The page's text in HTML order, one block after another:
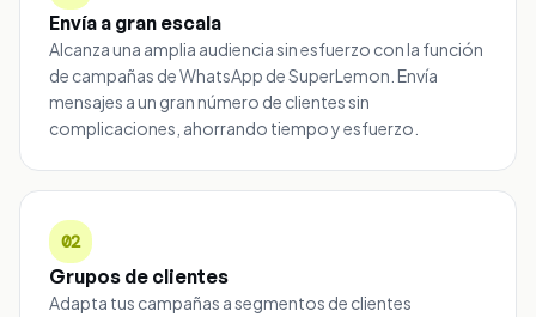
Envía a gran escala
Alcanza una amplia audiencia sin esfuerzo con la función
de campañas de WhatsApp de SuperLemon. Envía
mensajes a un gran número de clientes sin
complicaciones, ahorrando tiempo y esfuerzo.
02
Grupos de clientes
Adapta tus campañas a segmentos de clientes